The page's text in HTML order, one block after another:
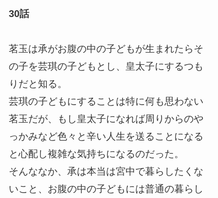
30話
茗玉は承がお腹の中の子どもが生まれたらそ
の子を芸琪の子どもとし、皇太子にするつも
りだと知る。
芸琪の子どもにすることは特に何も思わない
茗玉だが、もし皇太子になれば周りからのや
っかみなど色々と辛い人生を送ることになる
と心配し複雑な気持ちになるのだった。
そんななか、承は本当は宮中で暮らしたくな
いこと、お腹の中の子どもには普通の暮らし